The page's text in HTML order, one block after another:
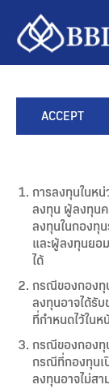
ACCEPT
การลงทุนในห
ลงทุน ผู้ลงทุนค
ลงทุนในกองทุ
และผู้ลงทุนยอ
ได้
กรณีของกองทุ
ลงทุนอาจได้รับ
ที่กำหนดไว้ใน
กรณีของกองทุ
กรณีที่กองทุนเ
ลงทุนอาจไม่ส